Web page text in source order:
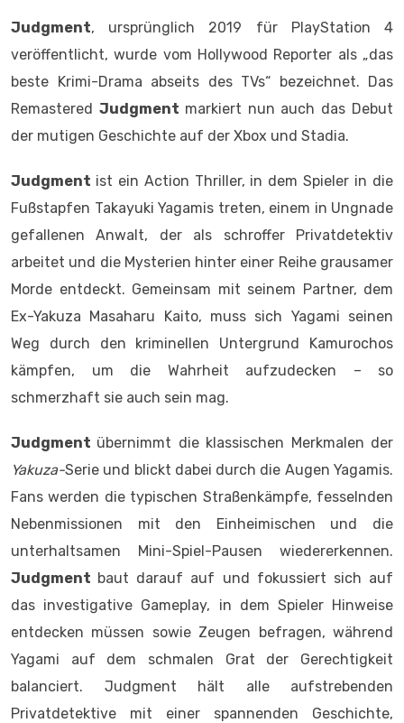
Judgment, ursprünglich 2019 für PlayStation 4
veröffentlicht, wurde vom Hollywood Reporter als „das
beste Krimi-Drama abseits des TVs“ bezeichnet. Das
Remastered Judgment markiert nun auch das Debut
der mutigen Geschichte auf der Xbox und Stadia.
Judgment ist ein Action Thriller, in dem Spieler in die
Fußstapfen Takayuki Yagamis treten, einem in Ungnade
gefallenen Anwalt, der als schroffer Privatdetektiv
arbeitet und die Mysterien hinter einer Reihe grausamer
Morde entdeckt. Gemeinsam mit seinem Partner, dem
Ex-Yakuza Masaharu Kaito, muss sich Yagami seinen
Weg durch den kriminellen Untergrund Kamurochos
kämpfen, um die Wahrheit aufzudecken – so
schmerzhaft sie auch sein mag.
Judgment übernimmt die klassischen Merkmalen der
Yakuza-Serie und blickt dabei durch die Augen Yagamis.
Fans werden die typischen Straßenkämpfe, fesselnden
Nebenmissionen mit den Einheimischen und die
unterhaltsamen Mini-Spiel-Pausen wiedererkennen.
Judgment baut darauf auf und fokussiert sich auf
das investigative Gameplay, in dem Spieler Hinweise
entdecken müssen sowie Zeugen befragen, während
Yagami auf dem schmalen Grat der Gerechtigkeit
balanciert. Judgment hält alle aufstrebenden
Privatdetektive mit einer spannenden Geschichte,